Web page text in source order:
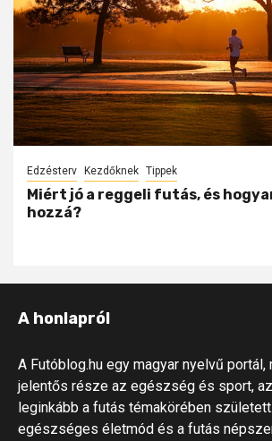
Edzésterv Kezdőknek Tippek
Miért jó a reggeli futás, és
hozzá?
A honlapról
A Futóblog.hu egy magyar nyelvű portál,
jelentős része az egészség és sport,
leginkább a futás témakörében
egészséges életmód és a futás